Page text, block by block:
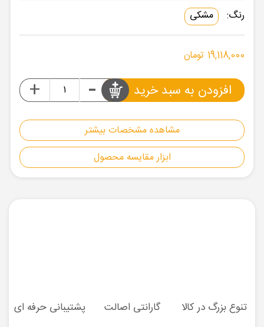
مشاهده مشخصات بیشتر
ابزار مقایسه محصول
رنگ: مشکی
19,118,000 تومان
-
+ افزودن به سبد خرید
تنوع بزرگ در کالا گارانتی اصالت پشتیبانی حرفه ای